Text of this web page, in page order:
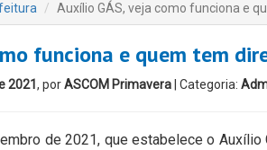
Auxílio GÁS, veja como funciona e
funciona e quem tem
2021 , porASCOM Primavera | Categoria:
de 2021, que estabelece o